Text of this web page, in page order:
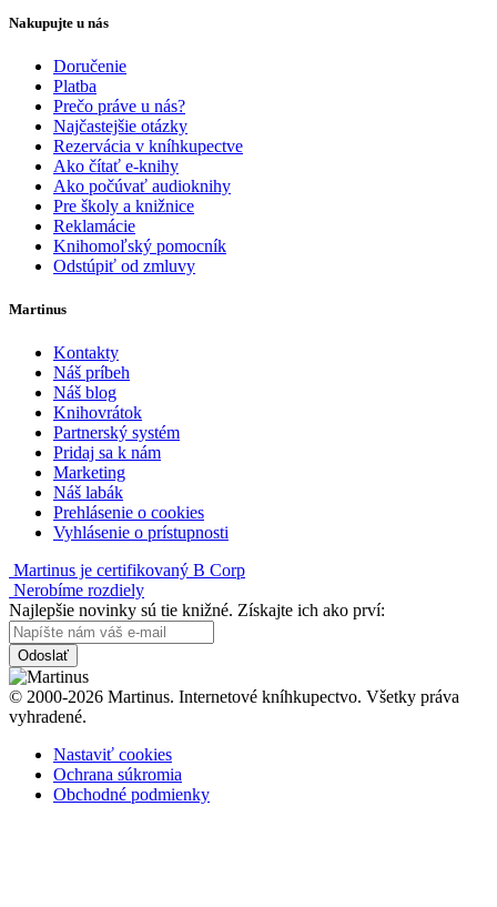
Nakupujte u nás
Doručenie
Platba
Prečo práve u nás?
Najčastejšie otázky
Rezervácia v kníhkupectve
Ako čítať e-knihy
Ako počúvať audioknihy
Pre školy a knižnice
Reklamácie
Knihomoľský pomocník
Odstúpiť od zmluvy
Martinus
Kontakty
Náš príbeh
Náš blog
Knihovrátok
Partnerský systém
Pridaj sa k nám
Marketing
Náš labák
Prehlásenie o cookies
Vyhlásenie o prístupnosti
Martinus je certifikovaný B Corp
Nerobíme rozdiely
Najlepšie novinky sú tie knižné. Získajte ich ako prví:
Odoslať
© 2000-2026 Martinus. Internetové kníhkupectvo. Všetky práva
vyhradené.
Nastaviť cookies
Ochrana súkromia
Obchodné podmienky